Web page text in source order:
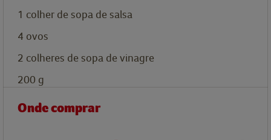
1 colher de sopa de salsa
4 ovos
2 colheres de sopa de vinagre
200 g
Onde comprar